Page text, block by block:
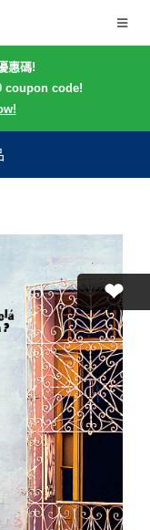
惠碼!
coupon code!